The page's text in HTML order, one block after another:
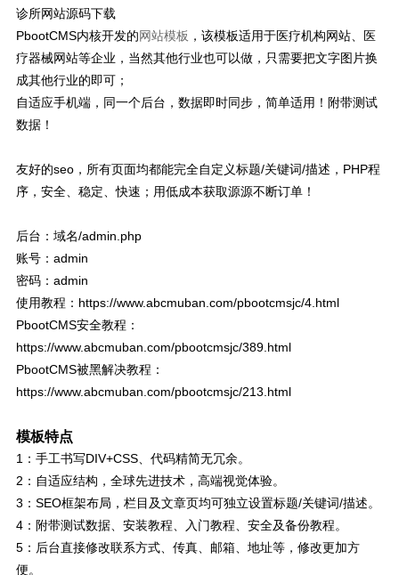
诊所网站源码下载
PbootCMS内核开发的网站模板 ，该模板适用于医疗机构网站、医
疗器械网站等企业，当然其他行业也可以做，只需要把文字图片换
成其他行业的即可；
自适应手机端，同一个后台，数据即时同步，简单适用！附带测试
数据！
友好的seo，所有页面均都能完全自定义标题/关键词/描述，PHP程
序，安全、稳定、快速；用低成本获取源源不断订单！
后台：域名/admin.php
账号：admin
密码：admin
使用教程：https://www.abcmuban.com/pbootcmsjc/4.html
PbootCMS安全教程：
https://www.abcmuban.com/pbootcmsjc/389.html
PbootCMS被黑解决教程：
https://www.abcmuban.com/pbootcmsjc/213.html
模板特点
1：手工书写DIV+CSS、代码精简无冗余。
2：自适应结构，全球先进技术，高端视觉体验。
3：SEO框架布局，栏目及文章页均可独立设置标题/关键词/描述。
4：附带测试数据、安装教程、入门教程、安全及备份教程。
5：后台直接修改联系方式、传真、邮箱、地址等，修改更加方
便。